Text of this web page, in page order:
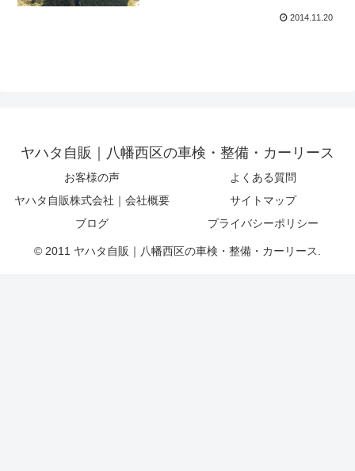
2014.11.20
ヤハタ自販｜八幡西区の車検・整備・カーリース
お客様の声
よくある質問
ヤハタ自販株式会社｜会社概要
サイトマップ
ブログ
プライバシーポリシー
© 2011 ヤハタ自販｜八幡西区の車検・整備・カーリース.